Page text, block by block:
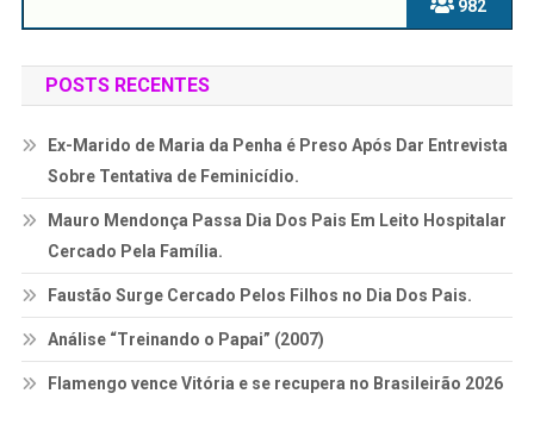
982
POSTS RECENTES
Ex-Marido de Maria da Penha é Preso Após Dar Entrevista
Sobre Tentativa de Feminicídio.
Mauro Mendonça Passa Dia Dos Pais Em Leito Hospitalar
Cercado Pela Família.
Faustão Surge Cercado Pelos Filhos no Dia Dos Pais.
Análise “Treinando o Papai” (2007)
Flamengo vence Vitória e se recupera no Brasileirão 2026